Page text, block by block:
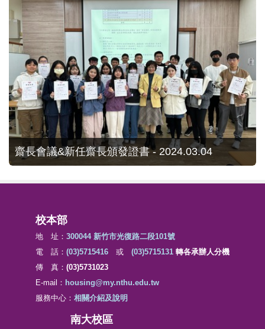
齋長會議&新任齋長頒發證書 - 2024.03.04
校本部
地 址： 300044 新竹市光復路二段101號
電 話： (03)5715416 或 (03)5715131 轉各承辦人分機
傳 真： (03)5731023
E-mail： housing@my.nthu.edu.tw
服務中心： 相關介紹及說明
南大校區